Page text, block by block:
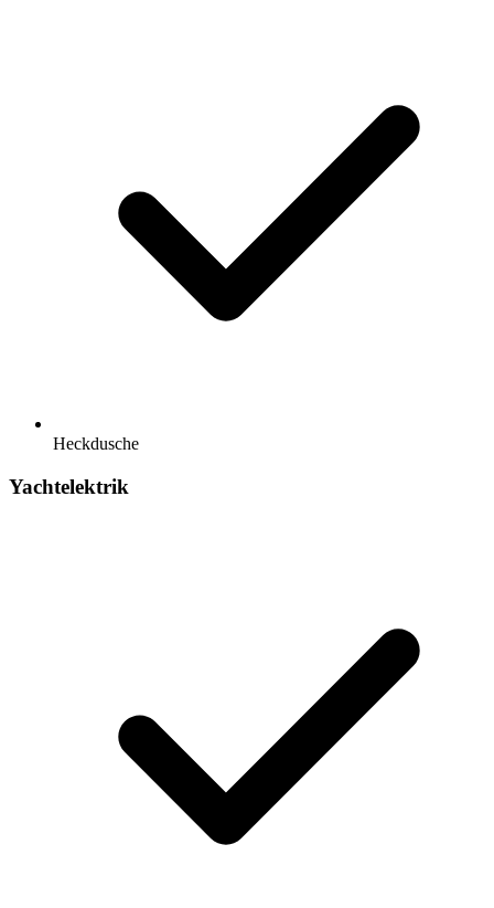
Heckdusche
Yachtelektrik